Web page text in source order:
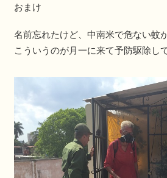
おまけ
名前忘れたけど、中南米で危ない蚊
こういうのが月一に来て予防駆除し